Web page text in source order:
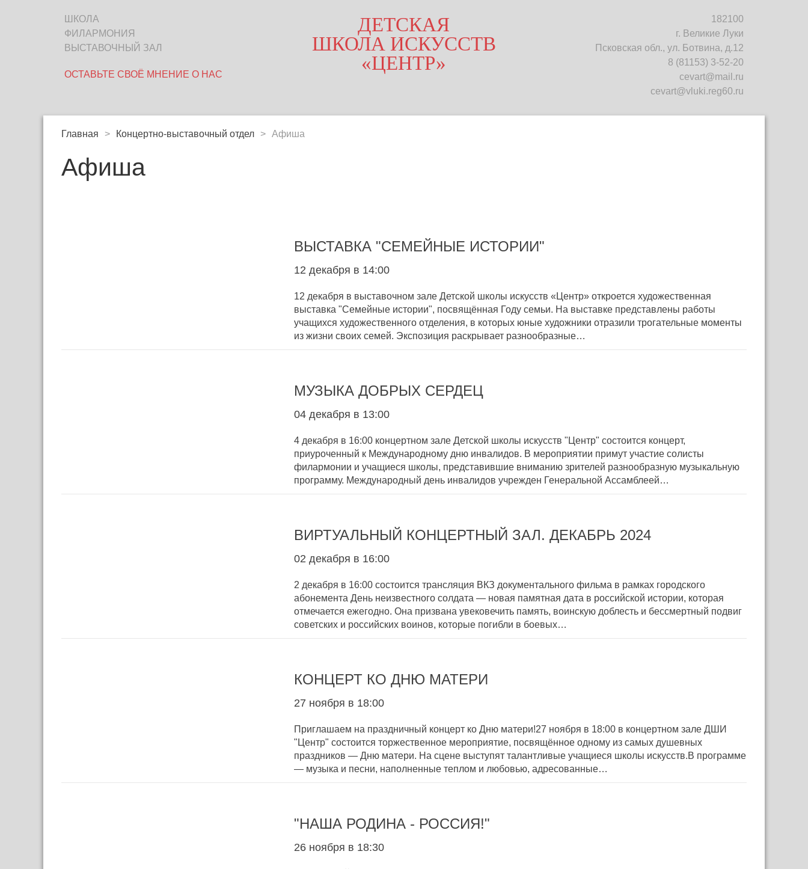
ШКОЛА
ФИЛАРМОНИЯ
ВЫСТАВОЧНЫЙ ЗАЛ
ОСТАВЬТЕ СВОЁ МНЕНИЕ О НАС
ДЕТСКАЯ
ШКОЛА ИСКУССТВ
«ЦЕНТР»
182100
г. Великие Луки
Псковская обл., ул. Ботвина, д.12
8 (81153) 3-52-20
cevart@mail.ru
cevart@vluki.reg60.ru
Главная > Концертно-выставочный отдел > Афиша
Афиша
ВЫСТАВКА "СЕМЕЙНЫЕ ИСТОРИИ"
12 декабря в 14:00
12 декабря в выставочном зале Детской школы искусств «Центр» откроется художественная
выставка "Семейные истории", посвящённая Году семьи. На выставке представлены работы
учащихся художественного отделения, в которых юные художники отразили трогательные моменты
из жизни своих семей. Экспозиция раскрывает разнообразные…
МУЗЫКА ДОБРЫХ СЕРДЕЦ
04 декабря в 13:00
4 декабря в 16:00 концертном зале Детской школы искусств "Центр" состоится концерт,
приуроченный к Международному дню инвалидов. В мероприятии примут участие солисты
филармонии и учащиеся школы, представившие вниманию зрителей разнообразную музыкальную
программу. Международный день инвалидов учрежден Генеральной Ассамблеей…
ВИРТУАЛЬНЫЙ КОНЦЕРТНЫЙ ЗАЛ. ДЕКАБРЬ 2024
02 декабря в 16:00
2 декабря в 16:00 состоится трансляция ВКЗ документального фильма в рамках городского
абонемента День неизвестного солдата — новая памятная дата в российской истории, которая
отмечается ежегодно. Она призвана увековечить память, воинскую доблесть и бессмертный подвиг
советских и российских воинов, которые погибли в боевых…
КОНЦЕРТ КО ДНЮ МАТЕРИ
27 ноября в 18:00
Приглашаем на праздничный концерт ко Дню матери!27 ноября в 18:00 в концертном зале ДШИ
"Центр" состоится торжественное мероприятие, посвящённое одному из самых душевных
праздников — Дню матери. На сцене выступят талантливые учащиеся школы искусств.В программе
— музыка и песни, наполненные теплом и любовью, адресованные…
"НАША РОДИНА - РОССИЯ!"
26 ноября в 18:30